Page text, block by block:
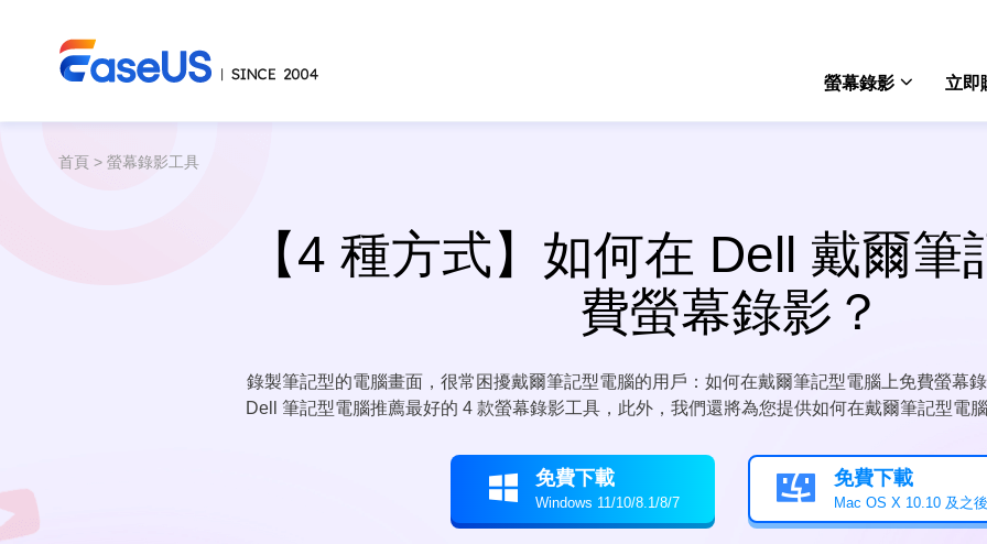
螢幕錄影 立即
首頁 >螢幕錄影工具
【4 種方式】如何在 Dell 戴爾筆
費螢幕錄影？
錄製筆記型的電腦畫面，很常困擾戴爾筆記型電腦的用戶：如何在戴爾筆記型電腦上免費螢幕
Dell 筆記型電腦推薦最好的 4 款螢幕錄影工具，此外，我們還將為您提供如何在戴爾筆記型電
 免費下載
Windows 11/10/8.1/8/7  免費下載
Mac OS X 10.10 及之後